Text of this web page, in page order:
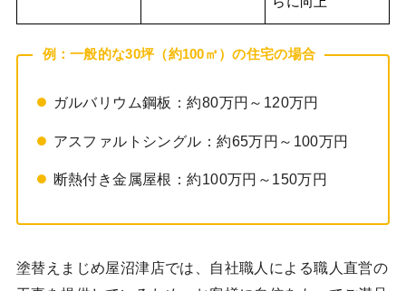
例：一般的な30坪（約100㎡）の住宅の場合
ガルバリウム鋼板：約80万円～120万円
アスファルトシングル：約65万円～100万円
断熱付き金属屋根：約100万円～150万円
塗替えまじめ屋沼津店では、自社職人による職人直営の